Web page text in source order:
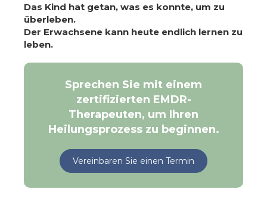
Das Kind hat getan, was es konnte, um zu
überleben.
Der Erwachsene kann heute endlich lernen zu
leben.
Sprechen Sie mit einem
zertifizierten EMDR-
Therapeuten, um Ihren
Heilungsprozess zu beginnen.
Vereinbaren Sie einen Termin